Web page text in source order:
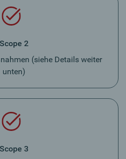
Scope 2
(siehe Details weiter
unten)
Scope 3